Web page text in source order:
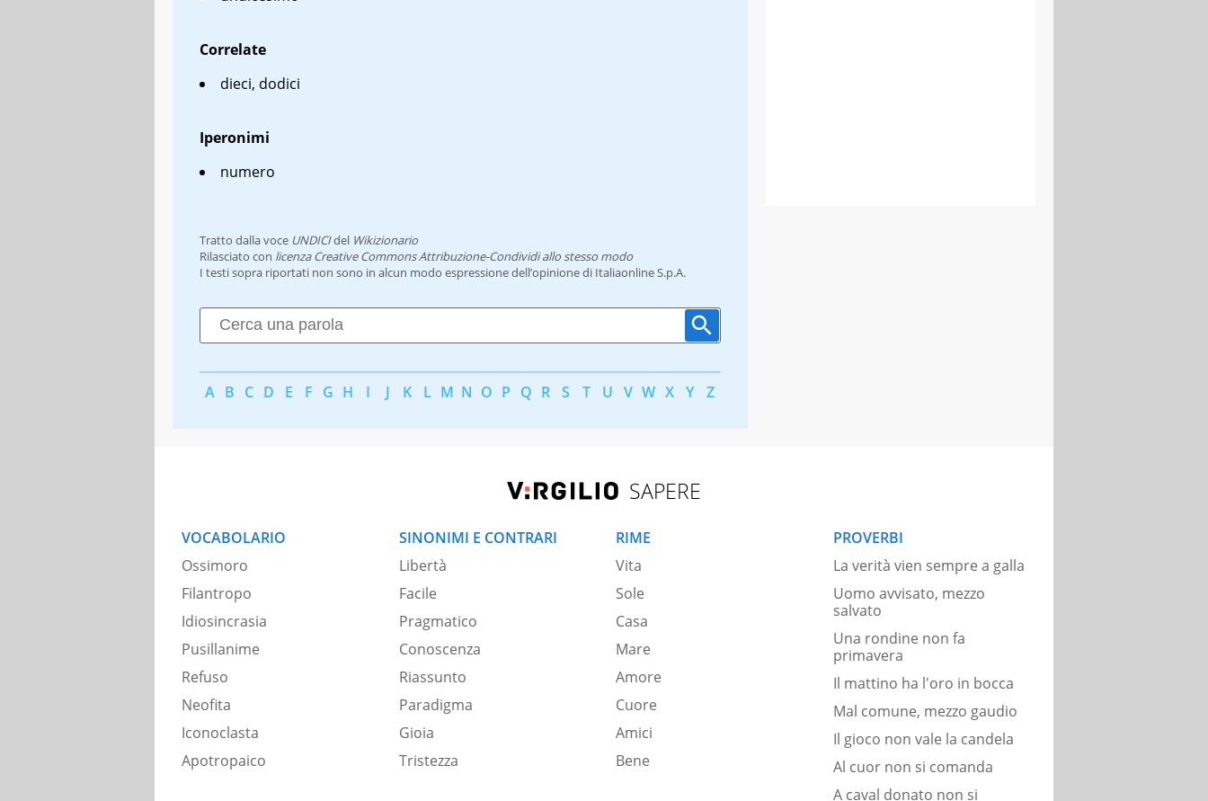
Correlate
dieci, dodici
Iperonimi
numero
Tratto dalla voce UNDICIdel Wikizionario
Rilasciato con licenza Creative Commons Attribuzione-Condividi allo stesso modo
I testi sopra riportati non sono in alcun modo espressione dell’opinione di Italiaonline S.p.A.
A B C D E F G H I J K L M N O P Q R S T U V W X Y Z
SAPERE
VOCABOLARIO
Ossimoro
Filantropo
Idiosincrasia
Pusillanime
Refuso
Neofita
Iconoclasta
Apotropaico
SINONIMI E CONTRARI
Libertà
Facile
Pragmatico
Conoscenza
Riassunto
Paradigma
Gioia
Tristezza
RIME
Vita
Sole
Casa
Mare
Amore
Cuore
Amici
Bene
PROVERBI
La verità vien sempre a galla
Uomo avvisato, mezzo
salvato
Una rondine non fa
primavera
Il mattino ha l'oro in bocca
Mal comune, mezzo gaudio
Il gioco non vale la candela
Al cuor non si comanda
A caval donato non si